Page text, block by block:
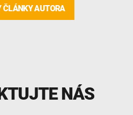
ČLÁNKY AUTORA
NÁS